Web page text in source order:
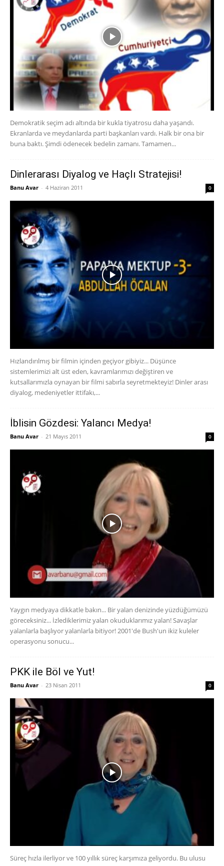
Demokratik seçim adı altında bir kukla tiyatrosu daha yaşandı.
Ekranlarda ve meydanlarda parti başkanları vardı. Halk bir ona bir
buna baktı. Şimdi ödenecek bedelin zamanı. Tamamen...
Dinlerarası Diyalog ve Haçlı Stratejisi!
Banu Avar - 4 Haziran 2011 0
Hızlandırılmış bir filmin içinden geçiyor gibiyiz... Düşünce
sistemlerimizi alt üst eden, kavramlarımızı değiştiren ve
kutsallarımızla oynayan bir filmi sabırla seyretmekteyiz! Dinler arası
diyalog, medeniyetler ittifakı,...
İblisin Gözdesi: Yalancı Medya!
Banu Avar - 21 Mayıs 2011 0
Yaygın medyaya dikkatle bakın... Bir yalan denizinde yüzdüğümüzü
göreceksiniz... İzlediklerimiz yalan okuduklarımız yalan! Savaşlar
yalanlarla başlıyor yalanlarla bitiyor! 2001'de Bush'un ikiz kuleler
operasyonu sonucu...
PKK ile Böl ve Yut!
Banu Avar - 23 Nisan 2011 0
Süreç hızla ilerliyor ve 100 yıllık süreç karşımıza geliyordu. Bu ulusu